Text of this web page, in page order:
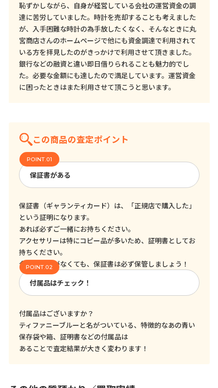
恥ずかしながら、自身が経営している会社の運営資金の調
達に苦労していました。時計を売却することも考えました
が、入手困難な時計の為手放したくなく、そんなときに丸
宮商店さんのホームページで他にも資金調達で利用されて
いる方を拝見したのがきっかけで利用させて頂きました。
銀行などの融資と違い即日借りられることも魅力的でし
た。必要な金額にも達したので満足しています。運営資金
に困ったときはまた利用させて頂こうと思います。
この商品の査定ポイント
保証書がある
保証書（ギャランティカード）は、「正規店で購入した」
という証明になります。
あれば必ずご一緒にお持ちください。
アクセサリーは特にコピー品が多いため、証明書としてお
持ちください。
今売る予定がなくても、保証書は必ず保管しましょう！
付属品はチェック！
付属品はございますか？
ティファニーブルーと名がついている、特徴的なあの青い
保存袋や箱、証明書などの付属品は
あることで査定結果が大きく変わります！